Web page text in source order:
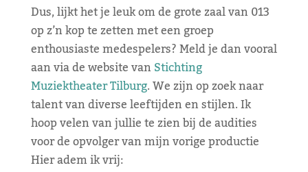
Dus, lijkt het je leuk om de grote zaal van 013
op z’n kop te zetten met een groep
enthousiaste medespelers? Meld je dan vooral
aan via de website vanStichting
Muziektheater Tilburg. We zijn op zoek naar
talent van diverse leeftijden en stijlen. Ik
hoop velen van jullie te zien bij de audities
voor de opvolger van mijn vorige productie
Hier adem ik vrij: